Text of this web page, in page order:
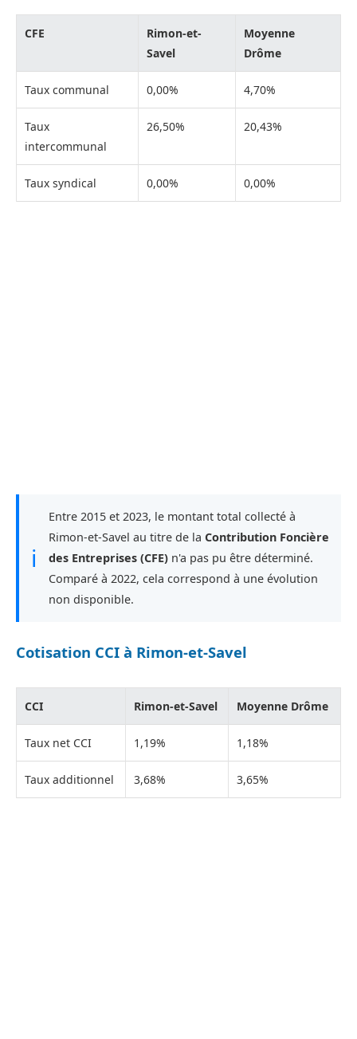
CFE
Rimon-et-
Savel
Moyenne
Drôme
Taux communal 0,00% 4,70%
Taux
intercommunal
26,50% 20,43%
Taux syndical 0,00% 0,00%
ℹ
Entre 2015 et 2023, le montant total collecté à
Rimon-et-Savel au titre de la Contribution Foncière
des Entreprises (CFE) n'a pas pu être déterminé.
Comparé à 2022, cela correspond à une évolution
non disponible.
Cotisation CCI à Rimon-et-Savel
CCI Rimon-et-Savel Moyenne Drôme
Taux net CCI 1,19% 1,18%
Taux additionnel 3,68% 3,65%